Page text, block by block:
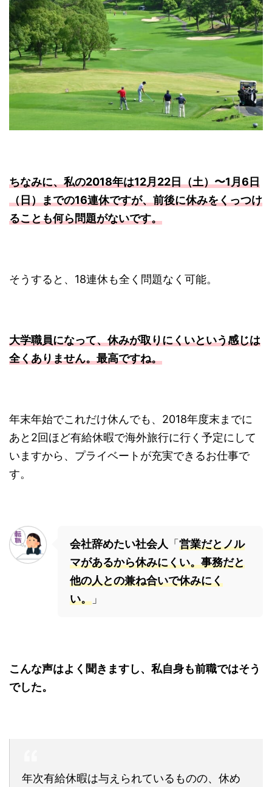
ちなみに、私の2018年は12月22日（土）〜1月6日
（日）までの16連休ですが、前後に休みをくっつけ
ることも何ら問題がないです。
そうすると、18連休も全く問題なく可能。
大学職員になって、休みが取りにくいという感じは
全くありません。最高ですね。
年末年始でこれだけ休んでも、2018年度末までに
あと2回ほど有給休暇で海外旅行に行く予定にして
いますから、プライベートが充実できるお仕事で
す。
会社辞めたい社会人 「 営業だとノル
マがあるから休みにくい。事務だと
他の人との兼ね合いで休みにく
い。 」
こんな声はよく聞きますし、私自身も前職ではそう
でした。
年次有給休暇は与えられているものの、休め